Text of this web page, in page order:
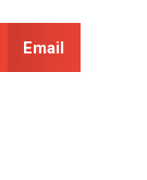
Email